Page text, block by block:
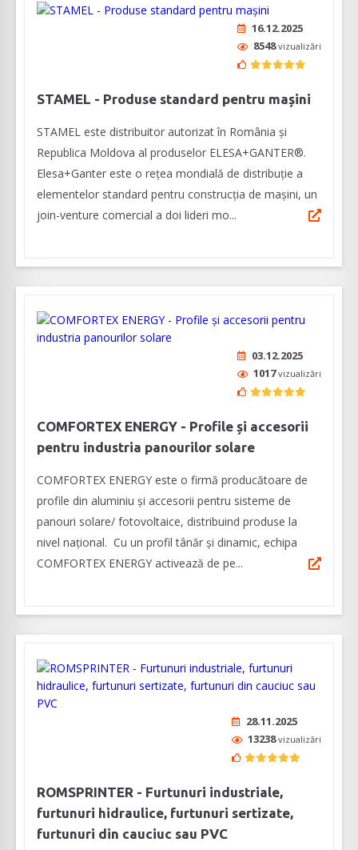
16.12.2025
8548vizualizări
STAMEL - Produse standard pentru mașini
STAMEL este distribuitor autorizat în România și
Republica Moldova al produselor ELESA+GANTER®.
Elesa+Ganter este o rețea mondială de distribuție a
elementelor standard pentru construcția de mașini, un
join-venture comercial a doi lideri mo...
03.12.2025
1017vizualizări
COMFORTEX ENERGY - Profile și accesorii
pentru industria panourilor solare
COMFORTEX ENERGY este o firmă producătoare de
profile din aluminiu și accesorii pentru sisteme de
panouri solare/ fotovoltaice, distribuind produse la
nivel național. Cu un profil tânăr și dinamic, echipa
COMFORTEX ENERGY activează de pe...
28.11.2025
13238vizualizări
ROMSPRINTER - Furtunuri industriale,
furtunuri hidraulice, furtunuri sertizate,
furtunuri din cauciuc sau PVC